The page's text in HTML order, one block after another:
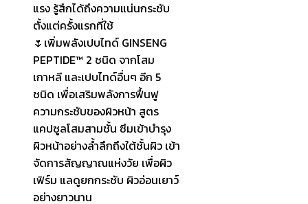
แรง รู้สึกได้ถึงความแน่นกระชับ
ตั้งแต่ครั้งแรกที่ใช้
🌷เพิ่มพลังเปบไทด์ GINSENG
PEPTIDE™ 2 ชนิด จากโสม
เกาหลี และเปบไทด์อื่นๆ อีก 5
ชนิด เพื่อเสริมพลังการฟื้นฟู
ความกระชับของผิวหน้า สูตร
แคปซูลโสมสามชั้น ซึมเข้าบำรุง
ผิวหน้าอย่างล้ำลึกถึงใต้ชั้นผิว เข้า
จัดการสัญญาณแห่งวัย เพื่อผิว
เฟิร์ม แลดูยกกระชับ ผิวอ่อนเยาว์
อย่างยาวนาน